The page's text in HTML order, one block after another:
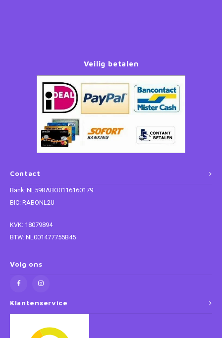
Contact
Bank: NL59RABO0116160179
BIC: RABONL2U
KVK: 18079894
BTW: NL001477755B45
Volg ons
Veilig betalen
Klantenservice